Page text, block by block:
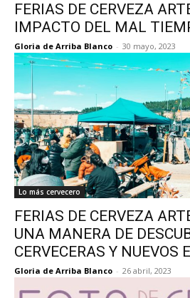
FERIAS DE CERVEZA
IMPACTO DEL MAL
Gloria de Arriba Blanco - 30 mayo, 2023
Lo más cervecero
FERIAS DE CERVEZA
UNA MANERA DE
CERVECERAS Y NUEVOS
Gloria de Arriba Blanco - 26 abril, 2023